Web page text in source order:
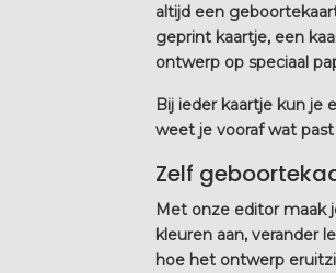
altijd een
geprint kaartje, een
ontwerp op speciaal
Bij ieder kaartje kun je
weet je vooraf wat
Zelf
Met onze editor maak
kleuren aan, verander
hoe het ontwerp